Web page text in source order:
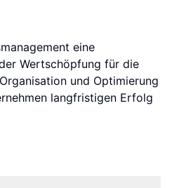
eine
Wertschöpfung für die
und Optimierung
langfristigen Erfolg